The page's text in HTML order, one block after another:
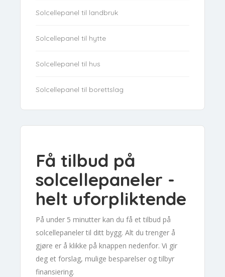
Solcellepanel til landbruk
Solcellepanel til hytte
Solcellepanel til hus
Solcellepanel til borettslag
Få tilbud på
solcellepaneler -
helt uforpliktende
På under 5 minutter kan du få et tilbud på
solcellepaneler til ditt bygg. Alt du trenger å
gjøre er å klikke på knappen nedenfor. Vi gir
deg et forslag, mulige besparelser og tilbyr
finansiering.